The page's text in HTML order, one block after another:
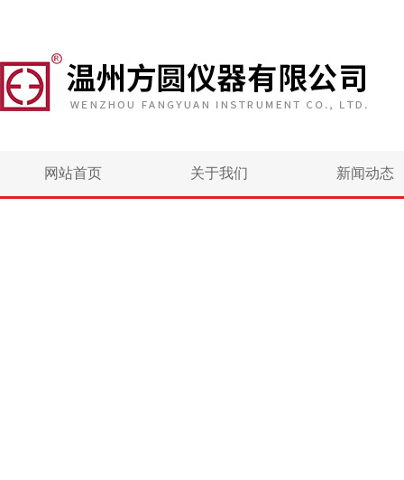
网站首页 关于我们 新闻动态